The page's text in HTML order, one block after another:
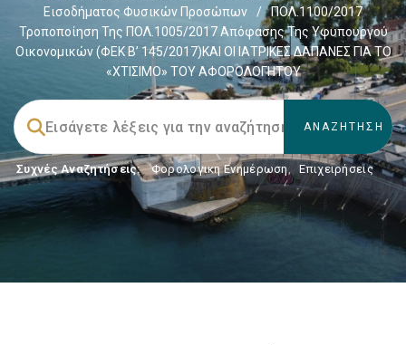
Εισοδήματος Φυσικών Προσώπων
/
ΠΟΛ.1100/2017
Τροποποίηση Της ΠΟΛ.1005/2017 Απόφασης Της Υφυπουργού
Οικονομικών (ΦΕΚ Β’ 145/2017)ΚΑΙ ΟΙ ΙΑΤΡΙΚΕΣ ΔΑΠΑΝΕΣ ΓΙΑ ΤΟ
«ΧΤΙΣΙΜΟ» ΤΟΥ ΑΦΟΡΟΛΟΓΗΤΟΥ
Συχνές Αναζητήσεις: Φορολογικη Ενημέρωση, Επιχειρήσεις